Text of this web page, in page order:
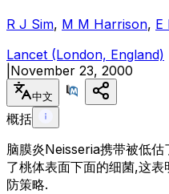
R J Sim, M M Harrison, E
Lancet (London, England)
November 23, 2000
中文
概括
脑膜炎Neisseria携带被低
了桃体表面下面的细菌,这
防策略.